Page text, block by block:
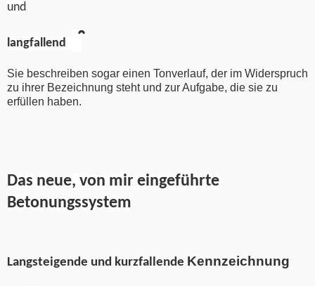
und
langfallend
Sie beschreiben sogar einen Tonverlauf, der im Widerspruch
zu ihrer Bezeichnung steht und zur Aufgabe, die sie zu
erfüllen haben.
Das neue, von mir eingeführte
Betonungssystem
Langsteigende und kurzfallende Kennzeichnung